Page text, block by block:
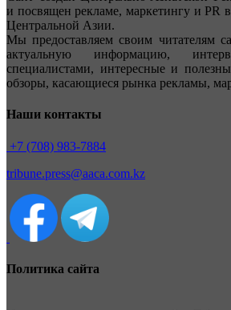
и посвящен рекламе, маркетингу и PR
Центральной Азии.
Мы предоставляем своим читателям
актуальную информацию,
специалистами, интересные и
обзоры, касающиеся рынка рекламы,
Наши контакты
+7 (708) 983-7884
tribune.press@aaca.com.kz
Политика сайта